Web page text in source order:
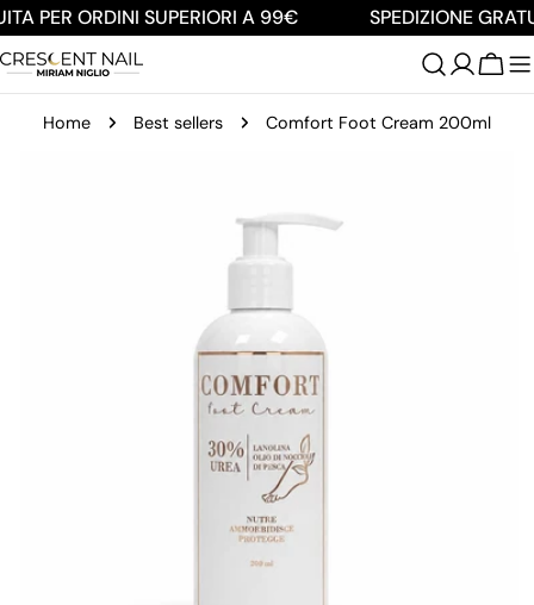
Salta
contenuto
PER ORDINI SUPERIORI A 99€ SPEDIZIONE
Home Best sellers Comfort Foot Cream 200ml
supporto 0 in modalità modale